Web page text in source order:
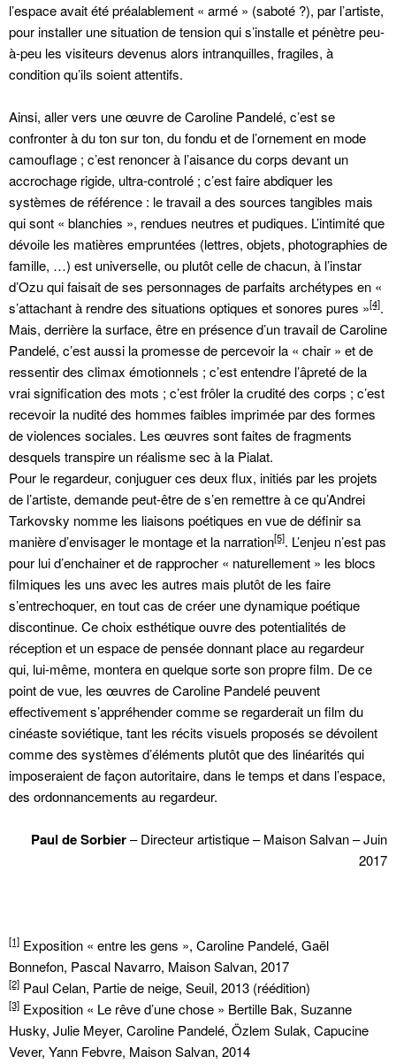
l’espace avait été préalablement « armé » (saboté ?), par l’artiste,
pour installer une situation de tension qui s’installe et pénètre peu-
à-peu les visiteurs devenus alors intranquilles, fragiles, à
condition qu’ils soient attentifs.
Ainsi, aller vers une œuvre de Caroline Pandelé, c’est se
confronter à du ton sur ton, du fondu et de l’ornement en mode
camouflage ; c’est renoncer à l’aisance du corps devant un
accrochage rigide, ultra-controlé ; c’est faire abdiquer les
systèmes de référence : le travail a des sources tangibles mais
qui sont « blanchies », rendues neutres et pudiques. L’intimité que
dévoile les matières empruntées (lettres, objets, photographies de
famille, …) est universelle, ou plutôt celle de chacun, à l’instar
d’Ozu qui faisait de ses personnages de parfaits archétypes en «
s’attachant à rendre des situations optiques et sonores pures »[4].
Mais, derrière la surface, être en présence d’un travail de Caroline
Pandelé, c’est aussi la promesse de percevoir la « chair » et de
ressentir des climax émotionnels ; c’est entendre l’âpreté de la
vrai signification des mots ; c’est frôler la crudité des corps ; c’est
recevoir la nudité des hommes faibles imprimée par des formes
de violences sociales. Les œuvres sont faites de fragments
desquels transpire un réalisme sec à la Pialat.
Pour le regardeur, conjuguer ces deux flux, initiés par les projets
de l’artiste, demande peut-être de s’en remettre à ce qu’Andrei
Tarkovsky nomme les liaisons poétiques en vue de définir sa
manière d’envisager le montage et la narration[5]. L’enjeu n’est pas
pour lui d’enchainer et de rapprocher « naturellement » les blocs
filmiques les uns avec les autres mais plutôt de les faire
s’entrechoquer, en tout cas de créer une dynamique poétique
discontinue. Ce choix esthétique ouvre des potentialités de
réception et un espace de pensée donnant place au regardeur
qui, lui-même, montera en quelque sorte son propre film. De ce
point de vue, les œuvres de Caroline Pandelé peuvent
effectivement s’appréhender comme se regarderait un film du
cinéaste soviétique, tant les récits visuels proposés se dévoilent
comme des systèmes d’éléments plutôt que des linéarités qui
imposeraient de façon autoritaire, dans le temps et dans l’espace,
des ordonnancements au regardeur.
Paul de Sorbier– Directeur artistique – Maison Salvan – Juin
2017
[1] Exposition « entre les gens », Caroline Pandelé, Gaël
Bonnefon, Pascal Navarro, Maison Salvan, 2017
[2] Paul Celan, Partie de neige, Seuil, 2013 (réédition)
[3] Exposition « Le rêve d’une chose » Bertille Bak, Suzanne
Husky, Julie Meyer, Caroline Pandelé, Özlem Sulak, Capucine
Vever, Yann Febvre, Maison Salvan, 2014